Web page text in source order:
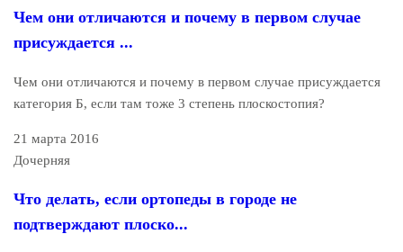
Чем они отличаются и почему в первом случае
присуждается ...
Чем они отличаются и почему в первом случае присуждается
категория Б, если там тоже 3 степень плоскостопия?
21 марта 2016
Дочерняя
Что делать, если ортопеды в городе не
подтверждают плоско...